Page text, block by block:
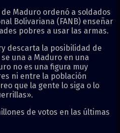
Maduro ordenó a soldados
Bolivariana (FANB) enseñar
pobres a usar las armas.
descarta la posibilidad de
una a Maduro en una
no es una figura muy
ni entre la población
que la gente lo siga o lo
de votos en las últimas